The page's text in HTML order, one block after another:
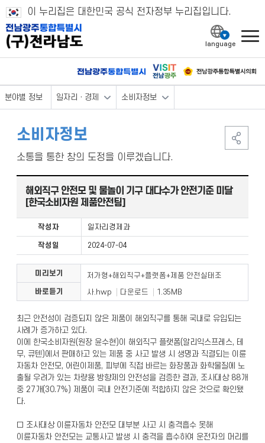
이 누리집은 대한민국 공식 전자정부 누리집입니다.
분야별 정보 일자리ㆍ경제 소비자정보
소비자정보
소통을 통한 창의 도정을 이루겠습니다.
해외직구 안전모 및 물놀이 기구 대다수가 안전기준 미달
[한국소비자원 제품안전팀]
작성자 일자리경제과
작성일 2024-07-04
저가형+해외직구+플랫폼+제품 안전실태조
사.hwp
다운로드 1.35MB
미리보기
바로듣기
최근 안전성이 검증되지 않은 제품이 해외직구를 통해 국내로 유입되는
사례가 증가하고 있다.
이에 한국소비자원(원장 윤수현)이 해외직구 플랫폼(알리익스프레스, 테
무, 큐텐)에서 판매하고 있는 제품 중 사고 발생 시 생명과 직결되는 이륜
자동차 안전모, 어린이제품, 피부에 직접 바르는 화장품과 화학물질에 노
출될 우려가 있는 차량용 방향제의 안전성을 검증한 결과, 조사대상 88개
중 27개(30.7%) 제품이 국내 안전기준에 적합하지 않은 것으로 확인됐
다.
□ 조사대상 이륜자동차 안전모 대부분 사고 시 충격흡수 못해
이륜자동차 안전모는 교통사고 발생 시 충격을 흡수하여 운전자의 머리를